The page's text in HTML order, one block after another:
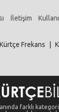
İletişim
Kürtçe Frekans
farklı